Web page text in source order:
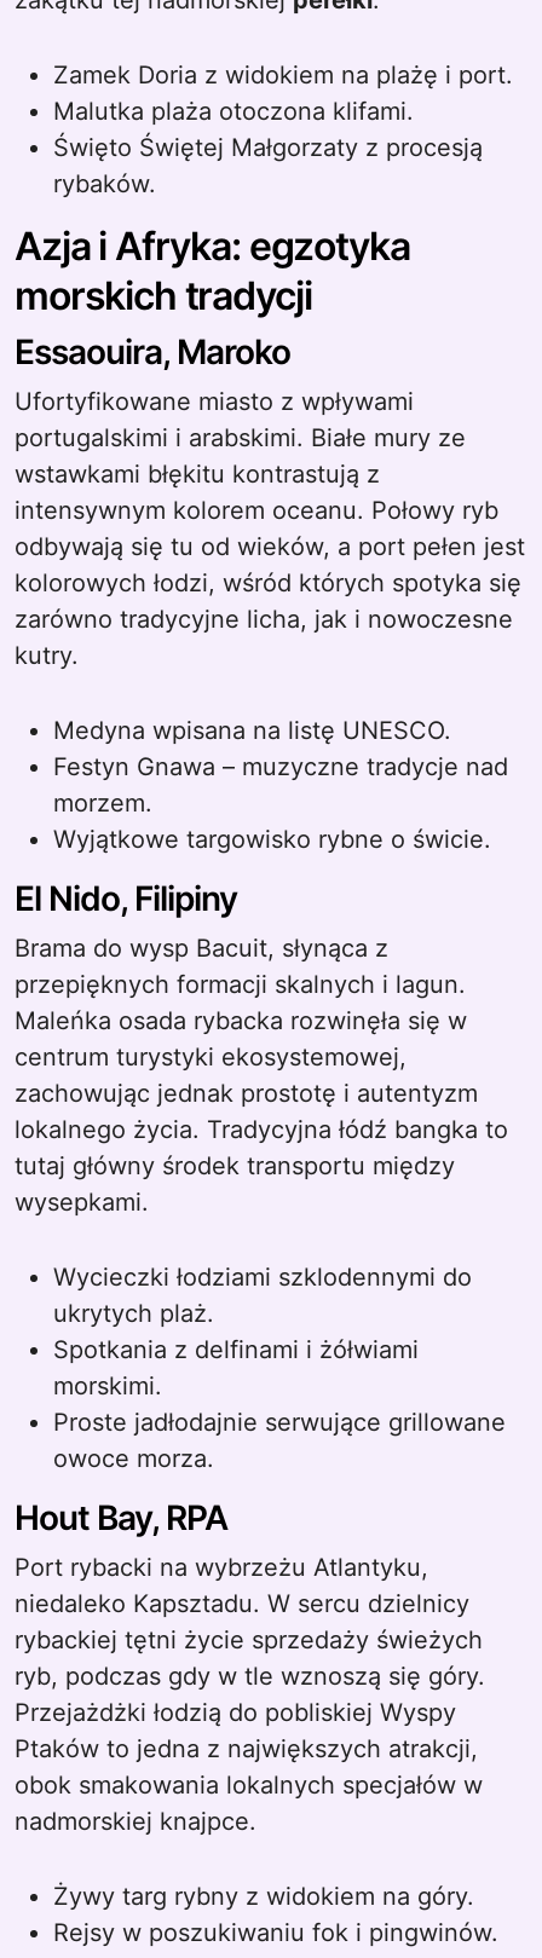
Zamek Doria z widokiem na plażę i port.
Malutka plaża otoczona klifami.
Święto Świętej Małgorzaty z procesją
rybaków.
Azja i Afryka: egzotyka
morskich tradycji
Essaouira, Maroko
Ufortyfikowane miasto z wpływami
portugalskimi i arabskimi. Białe mury ze
wstawkami błękitu kontrastują z
intensywnym kolorem oceanu. Połowy ryb
odbywają się tu od wieków, a port pełen jest
kolorowych łodzi, wśród których spotyka się
zarówno tradycyjne licha, jak i nowoczesne
kutry.
Medyna wpisana na listę UNESCO.
Festyn Gnawa – muzyczne tradycje nad
morzem.
Wyjątkowe targowisko rybne o świcie.
El Nido, Filipiny
Brama do wysp Bacuit, słynąca z
przepięknych formacji skalnych i lagun.
Maleńka osada rybacka rozwinęła się w
centrum turystyki ekosystemowej,
zachowując jednak prostotę i autentyzm
lokalnego życia. Tradycyjna łódź bangka to
tutaj główny środek transportu między
wysepkami.
Wycieczki łodziami szklodennymi do
ukrytych plaż.
Spotkania z delfinami i żółwiami
morskimi.
Proste jadłodajnie serwujące grillowane
owoce morza.
Hout Bay, RPA
Port rybacki na wybrzeżu Atlantyku,
niedaleko Kapsztadu. W sercu dzielnicy
rybackiej tętni życie sprzedaży świeżych
ryb, podczas gdy w tle wznoszą się góry.
Przejażdżki łodzią do pobliskiej Wyspy
Ptaków to jedna z największych atrakcji,
obok smakowania lokalnych specjałów w
nadmorskiej knajpce.
Żywy targ rybny z widokiem na góry.
Rejsy w poszukiwaniu fok i pingwinów.